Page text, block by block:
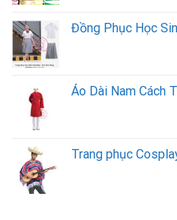
Đồng Phục Học
Áo Dài Nam Cách
Trang phục